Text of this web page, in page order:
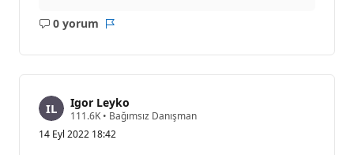
0 yorum
AçıklamaRapor
Igor Leyko
111.6K S
y
• Bağımsız Danışman
14 Eyl 2022 18:42